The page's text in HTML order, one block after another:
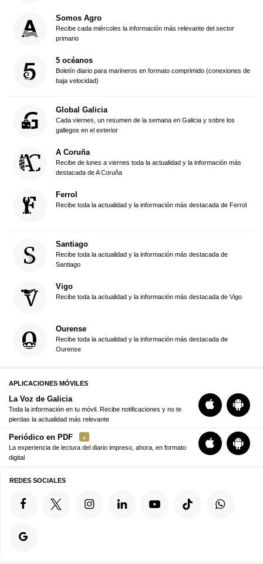
Somos Agro
Recibe cada miércoles la información más relevante del sector
primario
5 océanos
Boletín diario para marineros en formato comprimido (conexiones de
baja velocidad)
Global Galicia
Cada viernes, un resumen de la semana en Galicia y sobre los
gallegos en el exterior
A Coruña
Recibe de lunes a viernes toda la actualidad y la información más
destacada de A Coruña
Ferrol
Recibe toda la actualidad y la información más destacada de Ferrol
Santiago
Recibe toda la actualidad y la información más destacada de
Santiago
Vigo
Recibe toda la actualidad y la información más destacada de Vigo
Ourense
Recibe toda la actualidad y la información más destacada de
Ourense
APLICACIONES MÓVILES
La Voz de Galicia
Toda la información en tu móvil. Recibe notificaciones y no te
pierdas la actualidad más relevante
Periódico en PDF
La experiencia de lectura del diario impreso, ahora, en formato
digital
REDES SOCIALES